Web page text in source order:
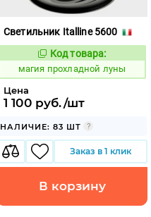
Светильник Italline 5600
Код:
915420
Код товара:
магия прохладной луны
Цена
1 100 руб./шт
НАЛИЧИЕ: 83 ШТ
Заказ в 1 клик
В корзину